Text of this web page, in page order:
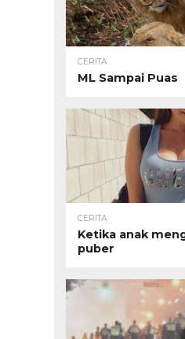
CERITA
ML Sampai Puas
CERITA
Ketika anak
puber